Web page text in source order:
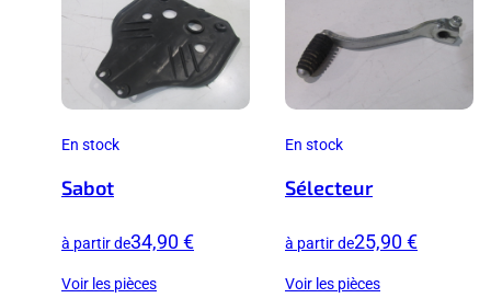
En stock
Sabot
à partir de34,90 €
Voir les pièces
En stock
Sélecteur
à partir de25,90 €
Voir les pièces